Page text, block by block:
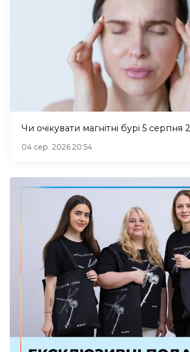
Чи очікувати магнітні бурі 5 серпня
04 сер. 2026 20:54